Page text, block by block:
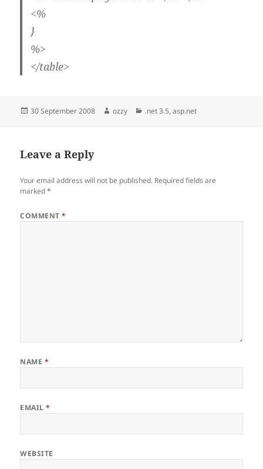
<%
}
%>
</table>
Posted
30 September 2008 Author
ozzy Categories
.net 3.5,asp.net
Leave a Reply
Your email address will not be published. Required fields are
marked*
COMMENT*
NAME *
EMAIL*
WEBSITE